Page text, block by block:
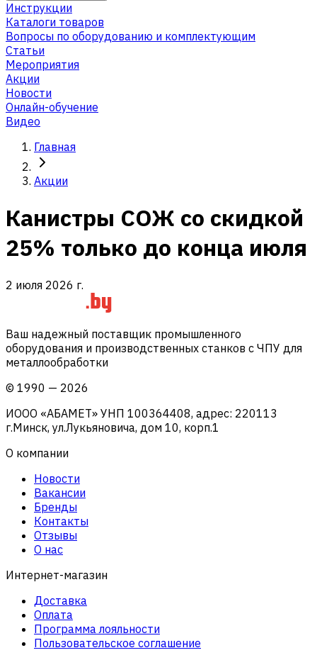
Инструкции
Каталоги товаров
Вопросы по оборудованию и комплектующим
Статьи
Мероприятия
Акции
Новости
Онлайн-обучение
Видео
Главная
Акции
Канистры СОЖ со скидкой
25% только до конца июля
2 июля 2026 г.
Ваш надежный поставщик промышленного
оборудования и производственных станков с ЧПУ для
металлообработки
© 1990 — 2026
ИООО «АБАМЕТ» УНП 100364408, адрес: 220113
г.Минск, ул.Лукьяновича, дом 10, корп.1
О компании
Новости
Вакансии
Бренды
Контакты
Отзывы
О нас
Интернет-магазин
Доставка
Оплата
Программа лояльности
Пользовательское соглашение